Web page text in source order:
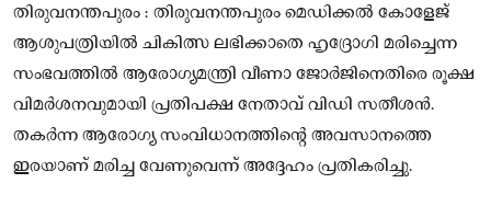
തിരുവനന്തപുരം : തിരുവനന്തപുരം മെഡിക്കൽ കോളേജ്
ആശുപത്രിയിൽ ചികിത്സ ലഭിക്കാതെ ഹൃദ്രോഗി മരിച്ചെന്ന
സംഭവത്തിൽ ആരോഗ്യമന്ത്രി വീണാ ജോർജിനെതിരെ രൂക്ഷ
വിമർശനവുമായി പ്രതിപക്ഷ നേതാവ് വിഡി സതീശൻ.
തകർന്ന ആരോഗ്യ സംവിധാനത്തിന്റെ അവസാനത്തെ
ഇരയാണ് മരിച്ച വേണുവെന്ന് അദ്ദേഹം പ്രതികരിച്ചു.